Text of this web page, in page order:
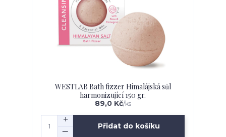
WESTLAB Bath fizzer Himalájská sůl
harmonizující 150 gr.
89,0 Kč/ks
Přidat do košíku